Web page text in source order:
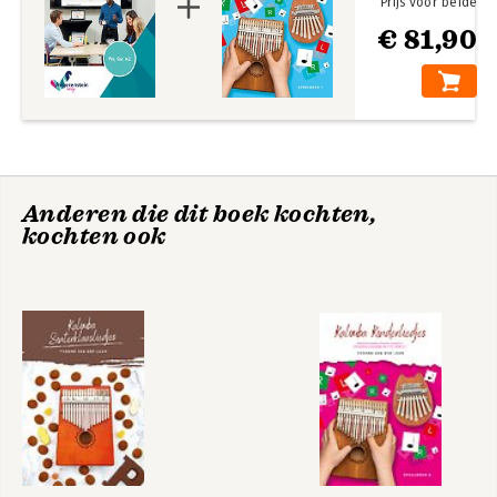
€ 81,90
Anderen die dit boek kochten,
kochten ook